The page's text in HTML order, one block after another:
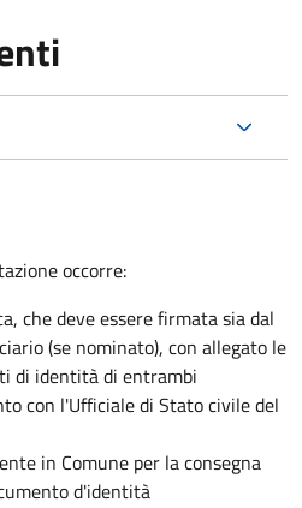
occorre:
che deve essere firmata sia dal
(se nominato), con allegato le
di identità di entrambi
con l'Ufficiale di Stato civile del
in Comune per la consegna
d'identità